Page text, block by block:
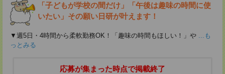
「子どもが学校の間だけ」「午後は趣味の時間に使
いたい」その願い日研が叶えます！
▼週5日・4時間から柔軟勤務OK！「趣味の時間もほしい！」や ...も
っとみる
応募が集まった時点で掲載終了